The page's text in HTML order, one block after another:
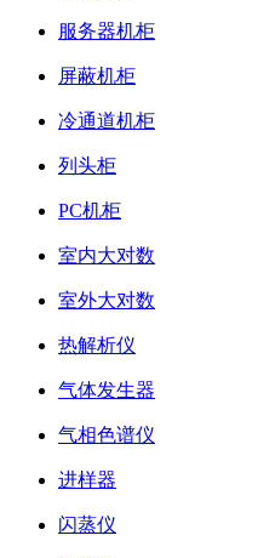
服务器机柜
屏蔽机柜
冷通道机柜
列头柜
PC机柜
室内大对数
室外大对数
热解析仪
气体发生器
气相色谱仪
进样器
闪蒸仪